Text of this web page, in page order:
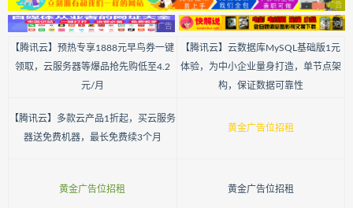
【腾讯云】预热专享1888元早鸟券一键
领取，云服务器等爆品抢先购低至4.2
元/月
【腾讯云】云数据库MySQL基础版1元
体验，为中小企业量身打造，单节点架
构，保证数据可靠性
【腾讯云】多款云产品1折起，买云服务
器送免费机器，最长免费续3个月
黄金广告位招租
黄金广告位招租 黄金广告位招租